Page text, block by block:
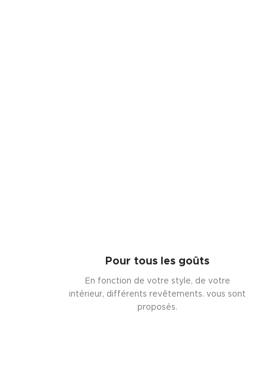
Pour tous les goûts
En fonction de votre style, de votre
intérieur, différents revêtements. vous sont
proposés.